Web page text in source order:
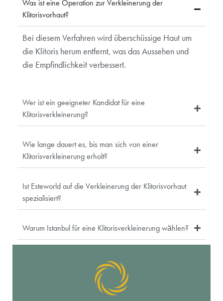
Was ist eine Operation zur Verkleinerung der
Klitorisvorhaut?
Bei diesem Verfahren wird überschüssige Haut um
die Klitoris herum entfernt, was das Aussehen und
die Empfindlichkeit verbessert.
Wer ist ein geeigneter Kandidat für eine
Klitorisverkleinerung?
Wie lange dauert es, bis man sich von einer
Klitorisverkleinerung erholt?
Ist Esteworld auf die Verkleinerung der Klitorisvorhaut
spezialisiert?
Warum Istanbul für eine Klitorisverkleinerung wählen?